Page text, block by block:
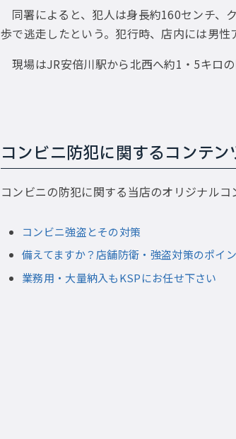
同署によると、犯人は身長約160センチ、
歩で逃走したという。犯行時、店内には男性
現場はJR安倍川駅から北西へ約1・5キロの
コンビニ防犯に関するコンテン
コンビニの防犯に関する当店のオリジナルコ
コンビニ強盗とその対策
備えてますか？店舗防衛・強盗対策のポイ
業務用・大量納入もKSPにお任せ下さい